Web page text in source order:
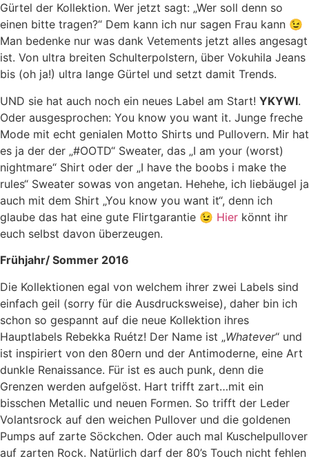
Gürtel der Kollektion. Wer jetzt sagt: „Wer soll denn so
einen bitte tragen?“ Dem kann ich nur sagen Frau kann 😉
Man bedenke nur was dank Vetements jetzt alles angesagt
ist. Von ultra breiten Schulterpolstern, über Vokuhila Jeans
bis (oh ja!) ultra lange Gürtel und setzt damit Trends.
UND sie hat auch noch ein neues Label am Start! YKYWI.
Oder ausgesprochen: You know you want it. Junge freche
Mode mit echt genialen Motto Shirts und Pullovern. Mir hat
es ja der der „#OOTD“ Sweater, das „I am your (worst)
nightmare“ Shirt oder der „I have the boobs i make the
rules“ Sweater sowas von angetan. Hehehe, ich liebäugel ja
auch mit dem Shirt „You know you want it“, denn ich
glaube das hat eine gute Flirtgarantie 😉 Hier könnt ihr
euch selbst davon überzeugen.
Frühjahr/ Sommer 2016
Die Kollektionen egal von welchem ihrer zwei Labels sind
einfach geil (sorry für die Ausdrucksweise), daher bin ich
schon so gespannt auf die neue Kollektion ihres
Hauptlabels Rebekka Ruétz! Der Name ist „Whatever“ und
ist inspiriert von den 80ern und der Antimoderne, eine Art
dunkle Renaissance. Für ist es auch punk, denn die
Grenzen werden aufgelöst. Hart trifft zart…mit ein
bisschen Metallic und neuen Formen. So trifft der Leder
Volantsrock auf den weichen Pullover und die goldenen
Pumps auf zarte Söckchen. Oder auch mal Kuschelpullover
auf zarten Rock. Natürlich darf der 80’s Touch nicht fehlen